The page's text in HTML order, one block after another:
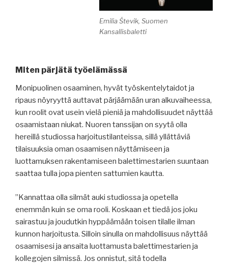
Emilia Števik, Suomen
Kansallisbaletti
Miten pärjätä työelämässä
Monipuolinen osaaminen, hyvät työskentelytaidot ja
ripaus nöyryyttä auttavat pärjäämään uran alkuvaiheessa,
kun roolit ovat usein vielä pieniä ja mahdollisuudet näyttää
osaamistaan niukat. Nuoren tanssijan on syytä olla
hereillä studiossa harjoitustilanteissa, sillä yllättäviä
tilaisuuksia oman osaamisen näyttämiseen ja
luottamuksen rakentamiseen balettimestarien suuntaan
saattaa tulla jopa pienten sattumien kautta.
”Kannattaa olla silmät auki studiossa ja opetella
enemmän kuin se oma rooli. Koskaan et tiedä jos joku
sairastuu ja joudutkin hyppäämään toisen tilalle ilman
kunnon harjoitusta. Silloin sinulla on mahdollisuus näyttää
osaamisesi ja ansaita luottamusta balettimestarien ja
kollegojen silmissä. Jos onnistut, sitä todella